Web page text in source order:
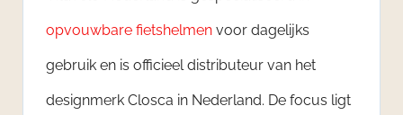
opvouwbare fietshelmen voor dagelijks
gebruik en is officieel distributeur van het
designmerk Closca in Nederland. De focus ligt